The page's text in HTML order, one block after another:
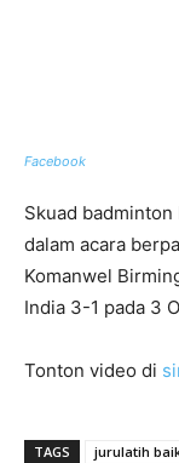
Facebook
Skuad
dalam acara
Komanwel
India 3-1 pada 3
Tonton video di
TAGS jurulatih